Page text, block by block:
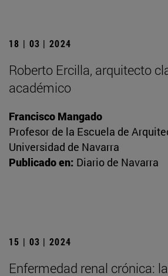
18 | 03 | 2024
Roberto Ercilla, arquitecto
académico
Francisco Mangado
Profesor de la Escuela de
Universidad de Navarra
Publicado en: Diario de Navarra
15 | 03 | 2024
Enfermedad renal crónica: